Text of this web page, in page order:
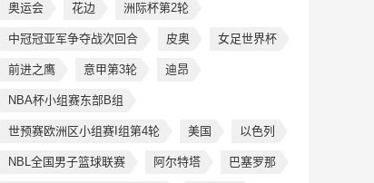
奥运会 花边 洲际杯第2轮
中冠冠亚军争夺战次回合 皮奥 女足世界杯
前进之鹰 意甲第3轮 迪昂
NBA杯小组赛东部B组
世预赛欧洲区小组赛I组第4轮 美国 以色列
NBL全国男子篮球联赛 阿尔特塔 巴塞罗那